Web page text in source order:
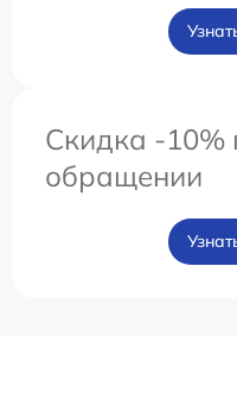
Скидка -10%
обращении